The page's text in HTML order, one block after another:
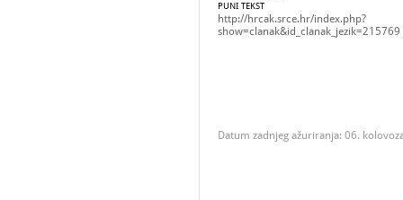
PUNI TEKST
http://hrcak.srce.hr/index.php?
show=clanak&id_clanak_jezik=215769
Datum zadnjeg ažuriranja: 06.